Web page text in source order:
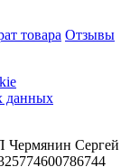
товара Отзывы
данных
Сергей